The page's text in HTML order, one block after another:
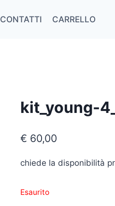
CONTATTI CARRELLO
kit_young-
€ 60,00
chiede la disponibilità
Esaurito